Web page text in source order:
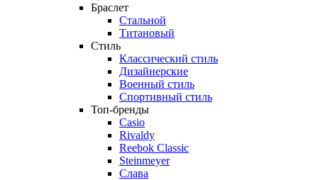
Браслет
Стальной
Титановый
Стиль
Классический стиль
Дизайнерские
Военный стиль
Спортивный стиль
Топ-бренды
Casio
Rivaldy
Reebok Classic
Steinmeyer
Слава